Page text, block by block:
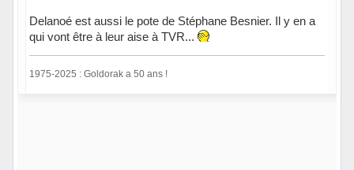
Delanoé est aussi le pote de Stéphane Besnier. Il y en a
qui vont être à leur aise à TVR...
1975-2025 : Goldorak a 50 ans !